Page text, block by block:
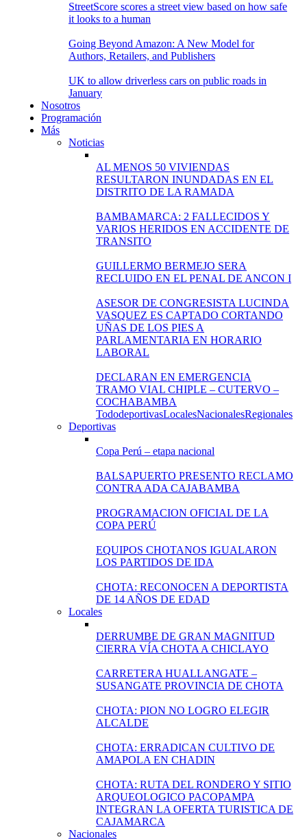
StreetScore scores a street view based on how safe
it looks to a human
Going Beyond Amazon: A New Model for
Authors, Retailers, and Publishers
UK to allow driverless cars on public roads in
January
Nosotros
Programación
Más
Noticias
AL MENOS 50 VIVIENDAS
RESULTARON INUNDADAS EN EL
DISTRITO DE LA RAMADA
BAMBAMARCA: 2 FALLECIDOS Y
VARIOS HERIDOS EN ACCIDENTE DE
TRANSITO
GUILLERMO BERMEJO SERA
RECLUIDO EN EL PENAL DE ANCON I
ASESOR DE CONGRESISTA LUCINDA
VASQUEZ ES CAPTADO CORTANDO
UÑAS DE LOS PIES A
PARLAMENTARIA EN HORARIO
LABORAL
DECLARAN EN EMERGENCIA
TRAMO VIAL CHIPLE – CUTERVO –
COCHABAMBA
TododeportivasLocalesNacionalesRegionales
Deportivas
Copa Perú – etapa nacional
BALSAPUERTO PRESENTO RECLAMO
CONTRA ADA CAJABAMBA
PROGRAMACION OFICIAL DE LA
COPA PERÚ
EQUIPOS CHOTANOS IGUALARON
LOS PARTIDOS DE IDA
CHOTA: RECONOCEN A DEPORTISTA
DE 14 AÑOS DE EDAD
Locales
DERRUMBE DE GRAN MAGNITUD
CIERRA VÍA CHOTA A CHICLAYO
CARRETERA HUALLANGATE –
SUSANGATE PROVINCIA DE CHOTA
CHOTA: PION NO LOGRO ELEGIR
ALCALDE
CHOTA: ERRADICAN CULTIVO DE
AMAPOLA EN CHADIN
CHOTA: RUTA DEL RONDERO Y SITIO
ARQUEOLOGICO PACOPAMPA
INTEGRAN LA OFERTA TURISTICA DE
CAJAMARCA
Nacionales